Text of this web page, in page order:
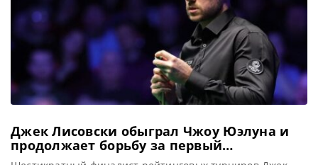
Джек Лисовски обыграл Чжоу Юэлуна и
продолжает борьбу за первый
рейтинговый титул